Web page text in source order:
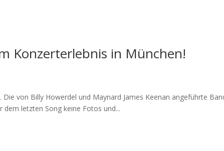
Konzerterlebnis in München!
von Billy Howerdel und Maynard James Keenan angeführte
letzten Song keine Fotos und...